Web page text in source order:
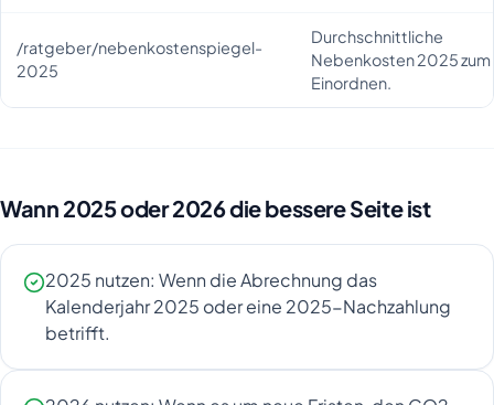
/ratgeber/nebenkostenspiegel-
2025
Durchschnittliche
Nebenkosten 2025 zum
Einordnen.
Wann 2025 oder 2026 die bessere Seite ist
2025 nutzen: Wenn die Abrechnung das
Kalenderjahr 2025 oder eine 2025-Nachzahlung
betrifft.